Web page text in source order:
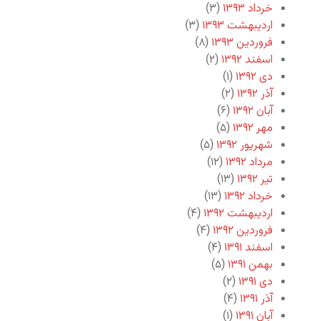
خرداد ۱۳۹۳
(۳)
اردیبهشت ۱۳۹۳
(۳)
فروردین ۱۳۹۳
(۸)
اسفند ۱۳۹۲
(۲)
دی ۱۳۹۲
(۱)
آذر ۱۳۹۲
(۲)
آبان ۱۳۹۲
(۶)
مهر ۱۳۹۲
(۵)
شهریور ۱۳۹۲
(۵)
مرداد ۱۳۹۲
(۱۲)
تیر ۱۳۹۲
(۱۳)
خرداد ۱۳۹۲
(۱۳)
اردیبهشت ۱۳۹۲
(۴)
فروردین ۱۳۹۲
(۴)
اسفند ۱۳۹۱
(۴)
بهمن ۱۳۹۱
(۵)
دی ۱۳۹۱
(۲)
آذر ۱۳۹۱
(۴)
آبان ۱۳۹۱
(۱)